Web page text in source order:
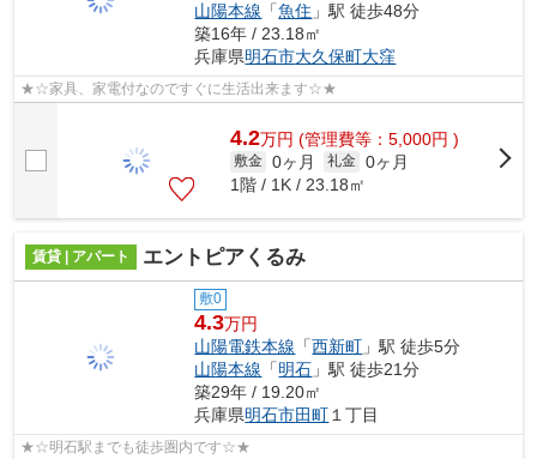
山陽本線 「魚住 」駅 徒歩48分
築16年 / 23.18㎡
兵庫県明石市大久保町大窪
★☆家具、家電付なのですぐに生活出来ます☆★
4.2万円 (管理費等：5,000円 )
敷金 0ヶ月 礼金 0ヶ月
1階 / 1K / 23.18㎡
賃貸 | アパート エントピアくるみ
敷0
4.3万円
山陽電鉄本線 「西新町 」駅 徒歩5分
山陽本線 「明石 」駅 徒歩21分
築29年 / 19.20㎡
兵庫県明石市田町 １丁目
★☆明石駅までも徒歩圏内です☆★